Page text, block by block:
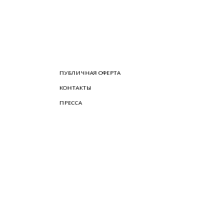
КОНТАКТЫ
ПРЕССА
ПУБЛИЧНАЯ ОФЕРТА